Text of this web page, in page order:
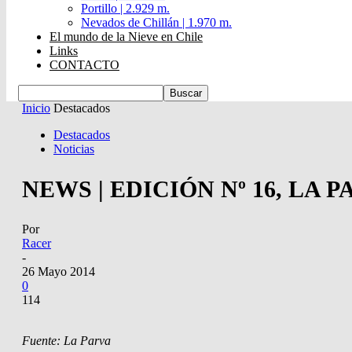
Portillo | 2.929 m.
Nevados de Chillán | 1.970 m.
El mundo de la Nieve en Chile
Links
CONTACTO
Inicio Destacados
Destacados
Noticias
NEWS | EDICIÓN Nº 16, LA
Por
Racer
-
26 Mayo 2014
0
114
Fuente: La Parva